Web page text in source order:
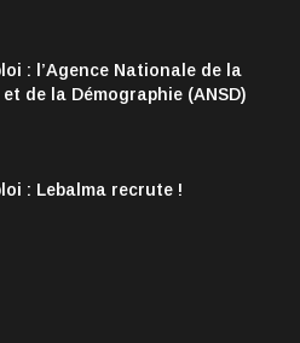
: l’Agence Nationale de la
de la Démographie (ANSD)
: Lebalma recrute !